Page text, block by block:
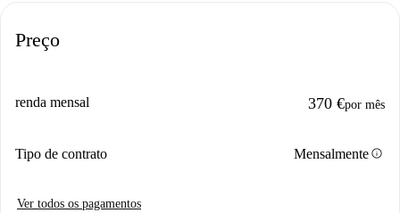
Preço
renda mensal 370 €por mês
Tipo de contrato Mensalmenteinfo
Ver todos os pagamentos